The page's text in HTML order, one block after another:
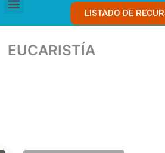
LISTADO DE
EUCARISTÍA